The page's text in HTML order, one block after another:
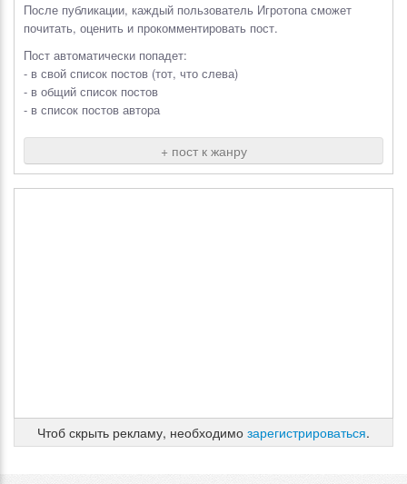
После публикации, каждый пользователь Игротопа сможет
почитать, оценить и прокомментировать пост.
Пост автоматически попадет:
- в свой список постов (тот, что слева)
- в общий список постов
- в список постов автора
+ пост к жанру
Чтоб скрыть рекламу, необходимо зарегистрироваться.